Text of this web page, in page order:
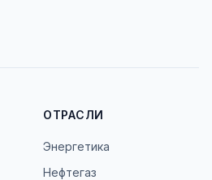
ОТРАСЛИ
Энергетика
Нефтегаз